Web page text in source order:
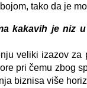
tako da je
kakavih je niz
veliki izazov
pri čemu zbog
biznisa više